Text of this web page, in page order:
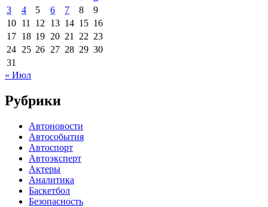
3
4 5 6 7 8
9
10 11 12 13 14 15 16
17 18 19 20 21 22 23
24 25 26 27 28 29 30
31
« Июл
Рубрики
Автоновости
Автособытия
Автоспорт
Автоэксперт
Актеры
Аналитика
Баскетбол
Безопасность